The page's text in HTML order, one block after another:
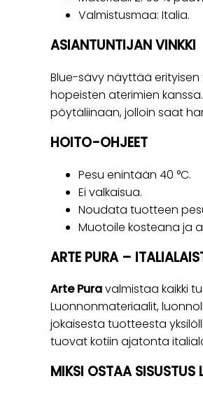
Valmistusmaa: Italia.
ASIANTUNTIJAN VINKKI
Blue-sävy näyttää erityisen
hopeisten aterimien
pöytäliinaan, jolloin saat
HOITO-OHJEET
Pesu enintään 40 °C.
Ei valkaisua.
Noudata tuotteen
Muotoile kosteana ja
ARTE PURA –
Arte Puravalmistaa kaikki
Luonnonmateriaalit,
jokaisesta tuotteesta
tuovat kotiin ajatonta
MIKSI OSTAA SISUSTUS